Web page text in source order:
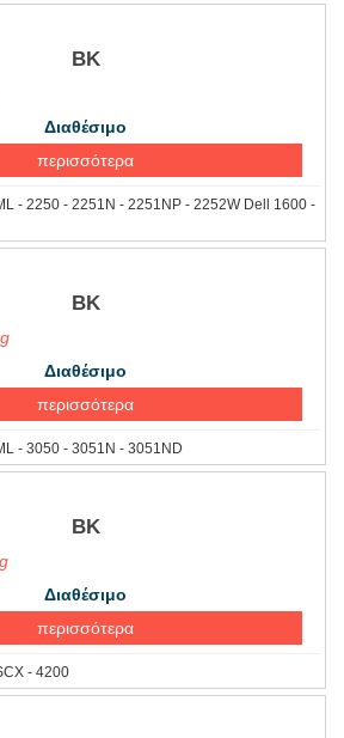
BK
Διαθέσιμο
περισσότερα
- 2250 - 2251N - 2251NP - 2252W Dell 1600 -
BK
Διαθέσιμο
περισσότερα
- 3050 - 3051N - 3051ND
BK
Διαθέσιμο
περισσότερα
- 4200